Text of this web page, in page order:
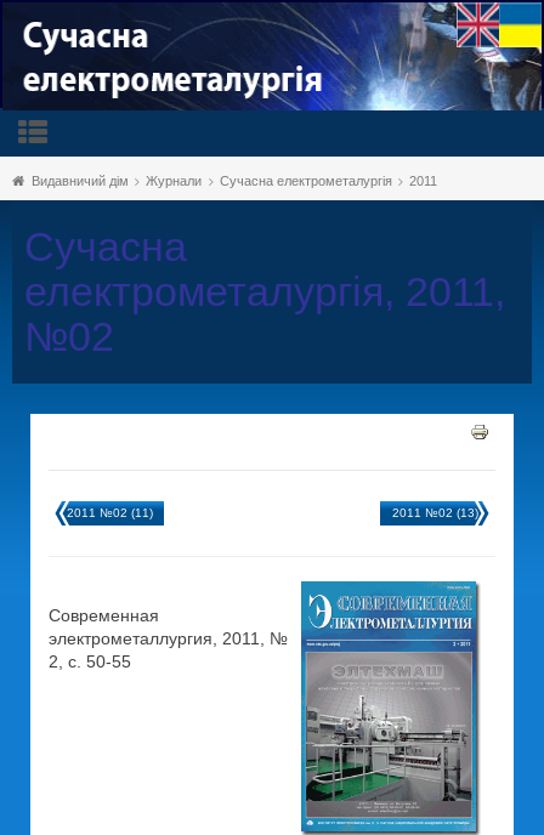
Видавничий дім Журнали Сучасна електрометалургія 2011
Сучасна
електрометалургія, 2011,
№02
2011 №02 (11) 2011 №02 (13)
Современная
электрометаллургия, 2011, №
2, c. 50-55